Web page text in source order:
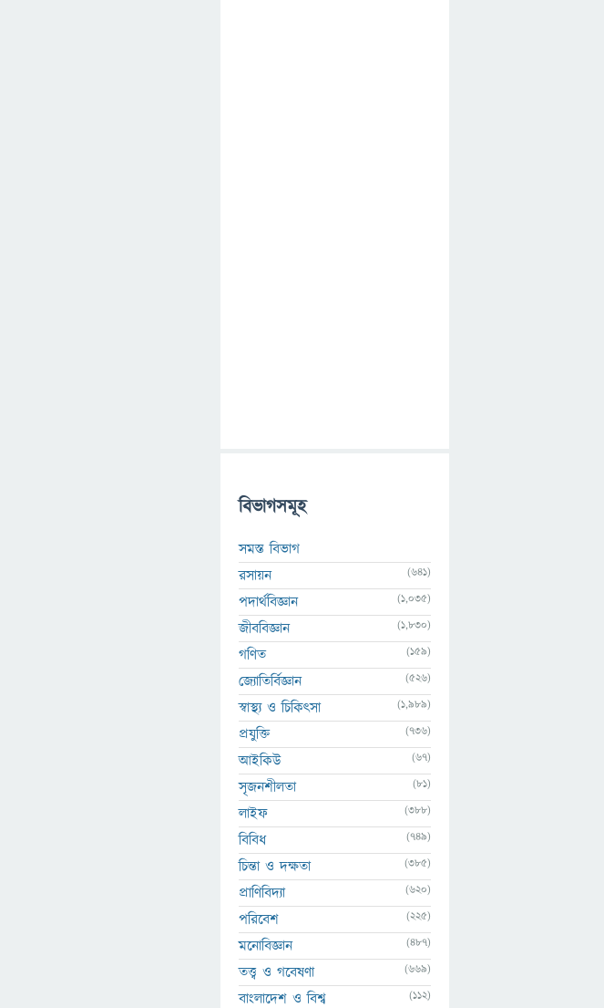
বিভাগসমূহ
সমস্ত বিভাগ
রসায়ন
(641)
পদার্থবিজ্ঞান (1,035)
জীববিজ্ঞান (1,830)
গণিত (159)
জ্যোতির্বিজ্ঞান (526)
স্বাস্থ্য ও চিকিৎসা (1,989)
প্রযুক্তি (736)
আইকিউ (67)
সৃজনশীলতা (81)
লাইফ (388)
বিবিধ (749)
চিন্তা ও দক্ষতা (385)
প্রাণিবিদ্যা (620)
পরিবেশ (225)
মনোবিজ্ঞান (487)
তত্ত্ব ও গবেষণা (669)
বাংলাদেশ ও বিশ্ব (112)